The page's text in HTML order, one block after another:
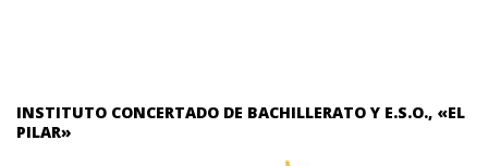
INSTITUTO CONCERTADO DE BACHILLERATO Y E.S.O., «EL
PILAR»